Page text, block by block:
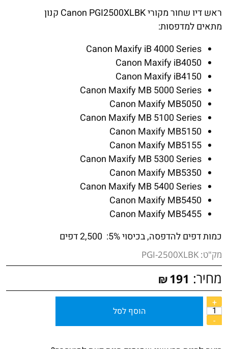
ראש דיו שחור מקורי Canon PGI2500XLBK קנון
מתאים למדפסות:
Canon Maxify iB 4000 Series
Canon Maxify iB4050
Canon Maxify iB4150
Canon Maxify MB 5000 Series
Canon Maxify MB5050
Canon Maxify MB 5100 Series
Canon Maxify MB5150
Canon Maxify MB5155
Canon Maxify MB 5300 Series
Canon Maxify MB5350
Canon Maxify MB 5400 Series
Canon Maxify MB5450
Canon Maxify MB5455
כמות דפים להדפסה, בכיסוי 5%: 2,500 דפים
מק"ט: PGI-2500XLBK
מחיר: ₪191
הוסף לסל